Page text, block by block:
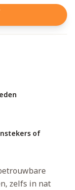
of
zelfs in nat